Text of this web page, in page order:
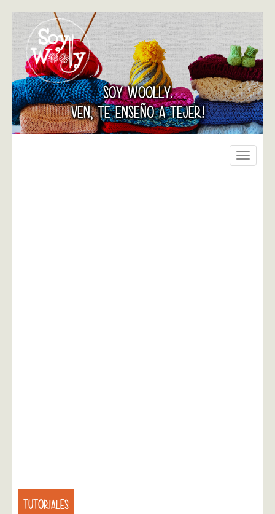
SOY WOOLLY.
VEN, TE ENSEÑO A TEJER!
Toggle
TUTORIALES